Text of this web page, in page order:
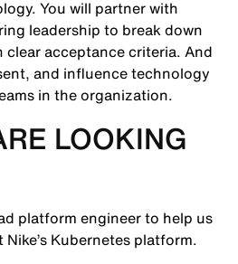
You will partner with
leadership to break down
acceptance criteria. And
and influence technology
in the organization.
LOOKING
platform engineer to help us
Kubernetes platform.